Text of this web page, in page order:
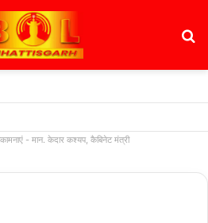
- मान. केदार कश्यप, कैबिनेट मंत्री